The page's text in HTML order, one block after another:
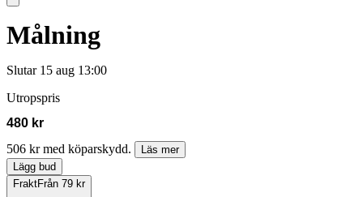
Målning
Slutar 15 aug 13:00
Utropspris
480 kr
506 kr med köparskydd.
Läs mer
Lägg bud
FraktFrån 79 kr